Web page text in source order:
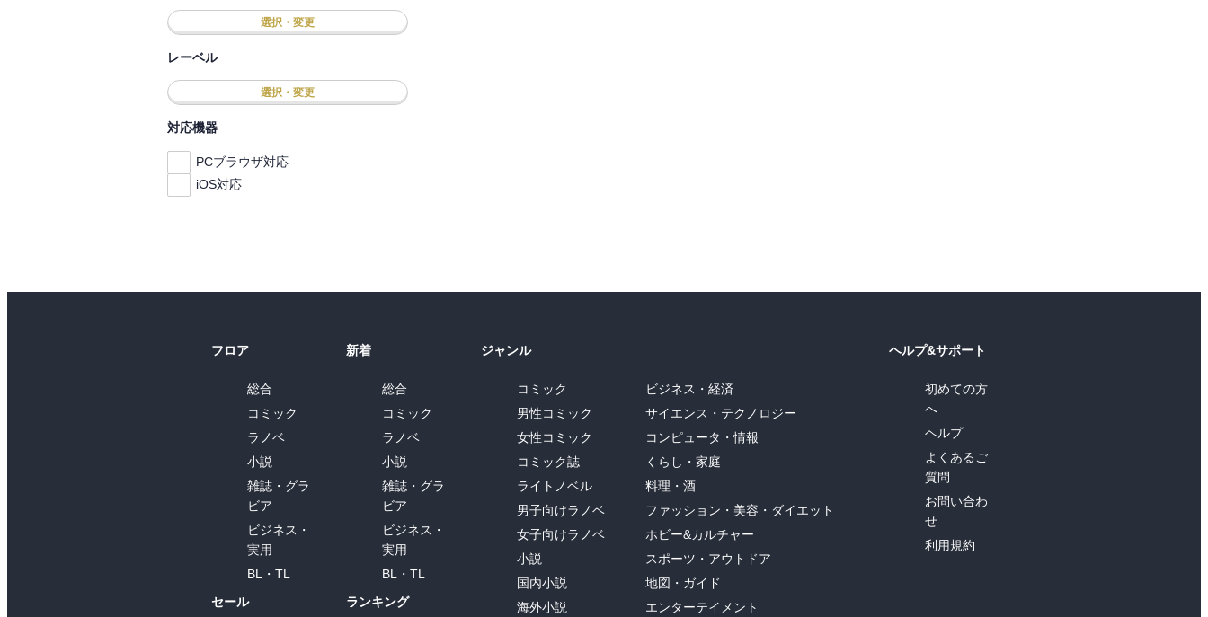
選択・変更
レーベル
選択・変更
対応機器
PCブラウザ対応
iOS対応
フロア
総合
コミック
ラノベ
小説
雑誌・グラ
ビア
ビジネス・
実用
BL・TL
セール
新着
総合
コミック
ラノベ
小説
雑誌・グラ
ビア
ビジネス・
実用
BL・TL
ランキング
ジャンル
コミック
男性コミック
女性コミック
コミック誌
ライトノベル
男子向けラノベ
女子向けラノベ
小説
国内小説
海外小説
ビジネス・経済
サイエンス・テクノロジー
コンピュータ・情報
くらし・家庭
料理・酒
ファッション・美容・ダイエット
ホビー&カルチャー
スポーツ・アウトドア
地図・ガイド
エンターテイメント
ヘルプ&サポート
初めての方
へ
ヘルプ
よくあるご
質問
お問い合わ
せ
利用規約